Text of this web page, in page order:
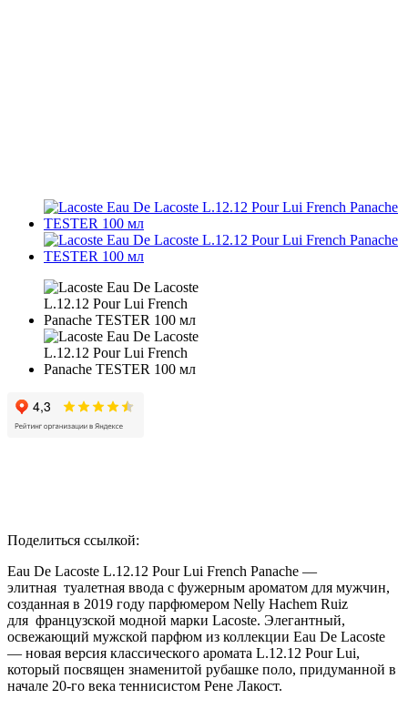
Поделиться ссылкой:
Eau De Lacoste L.12.12 Pour Lui French Panache —
элитная туалетная ввода с фужерным ароматом для мужчин,
созданная в 2019 году парфюмером Nelly Hachem Ruiz
для французской модной марки Lacoste. Элегантный,
освежающий мужской парфюм из коллекции Eau De Lacoste
— новая версия классического аромата L.12.12 Pour Lui,
который посвящен знаменитой рубашке поло, придуманной в
начале 20-го века теннисистом Рене Лакост.